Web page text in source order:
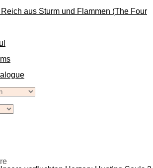
aus Sturm und Flammen (The Four